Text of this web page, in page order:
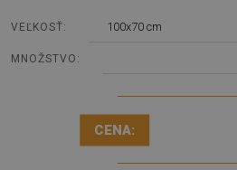
VEĽKOSŤ: 100x70 cm
MNOŽSTVO:
CENA: